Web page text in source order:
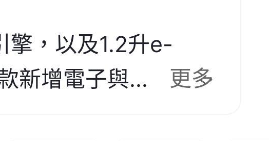
擎，以及1.2升e-
新增電子與... 更多